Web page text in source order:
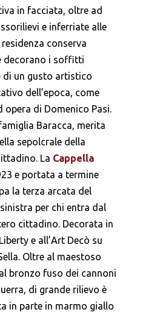
in facciata, oltre ad
e inferriate alle
conserva
decorano i soffitti
di un gusto artistico
dell’epoca, come
opera di Domenico Pasi.
Baracca, merita
sepolcrale della
La Cappella
e portata a termine
la terza arcata del
per chi entra dal
cittadino. Decorata in
e all’Art Decò su
Oltre al maestoso
bronzo fuso dei cannoni
di grande rilievo è
in parte in marmo giallo